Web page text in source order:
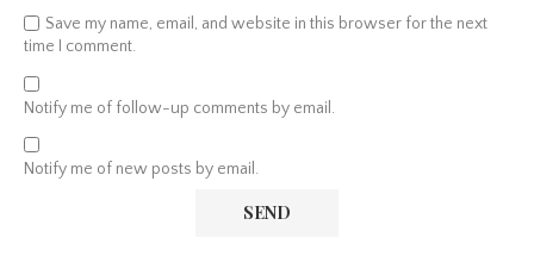
Save my name, email, and website in this browser for the next
time I comment.
Notify me of follow-up comments by email.
Notify me of new posts by email.